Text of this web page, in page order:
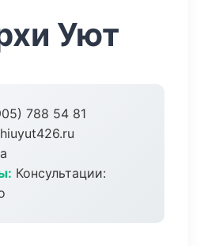
Уют
788 54 81
Консультации: